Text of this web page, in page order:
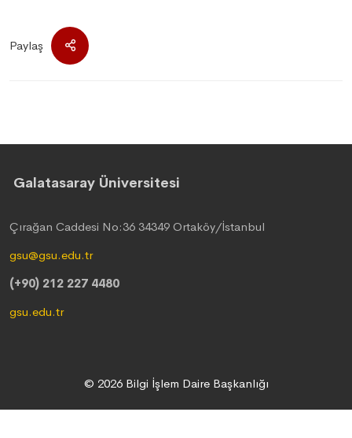
Paylaş
Galatasaray Üniversitesi
Çırağan Caddesi No:36 34349 Ortaköy/İstanbul
gsu@gsu.edu.tr
(+90) 212 227 4480
gsu.edu.tr
© 2026 Bilgi İşlem Daire Başkanlığı